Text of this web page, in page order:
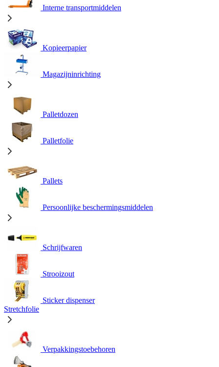
Interne transportmiddelen
Kopieerpapier
Magazijninrichting
Palletdozen
Palletfolie
Pallets
Persoonlijke beschermingsmiddelen
Schrijfwaren
Strooizout
Sticker dispenser
Stretchfolie
Verpakkingstoebehoren